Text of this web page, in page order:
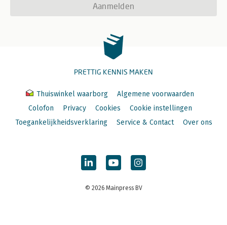
Aanmelden
PRETTIG KENNIS MAKEN
Thuiswinkel waarborg
Algemene voorwaarden
Colofon
Privacy Cookies
Cookie instellingen
Toegankelijkheidsverklaring
Service & Contact Over ons
© 2026 Mainpress BV